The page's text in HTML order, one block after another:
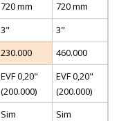
720 mm
720 mm
3"
3"
230.000
460.000
EVF 0,20"
(200.000)
EVF 0,20"
(200.000)
Sim
Sim